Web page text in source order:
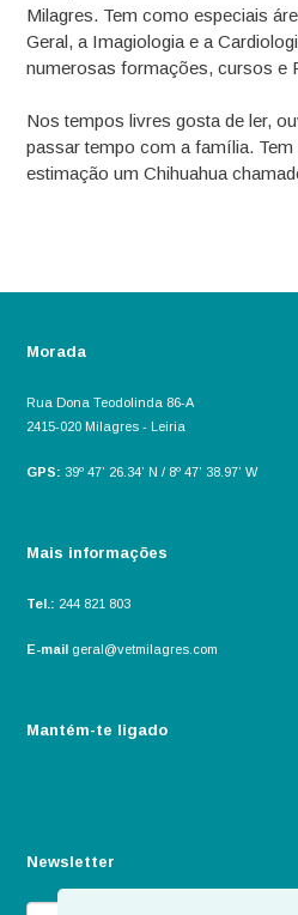
Milagres. Tem como especiais
Geral, a Imagiologia e a
numerosas formações, cursos e
Nos tempos livres gosta de ler,
passar tempo com a família.
estimação um Chihuahua
Morada
Rua Dona Teodolinda 86-A
2415-020 Milagres - Leiria
GPS: 39º 47’ 26.34’ N / 8º 47’ 38.97’ W
Mais informações
Tel.: 244 821 803
E-mail geral@vetmilagres.com
Mantém-te ligado
Newsletter